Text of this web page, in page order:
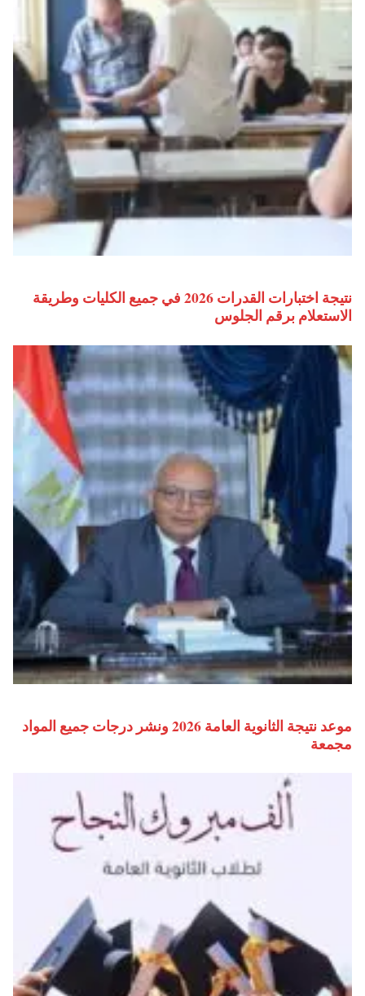
نتيجة اختبارات القدرات 2026 في جميع الكليات وطريقة
الاستعلام برقم الجلوس
موعد نتيجة الثانوية العامة 2026 ونشر درجات جميع المواد
مجمعة